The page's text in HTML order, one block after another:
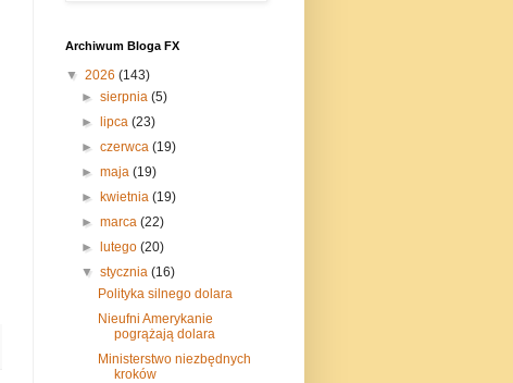
Archiwum Bloga FX
▼ 2026 (143)
►sierpnia(5)
►lipca(23)
►czerwca(19)
►maja(19)
►kwietnia(19)
►marca(22)
►lutego(20)
▼stycznia(16)
Polityka silnego dolara
Nieufni Amerykanie
pogrążają dolara
Ministerstwo niezbędnych
kroków